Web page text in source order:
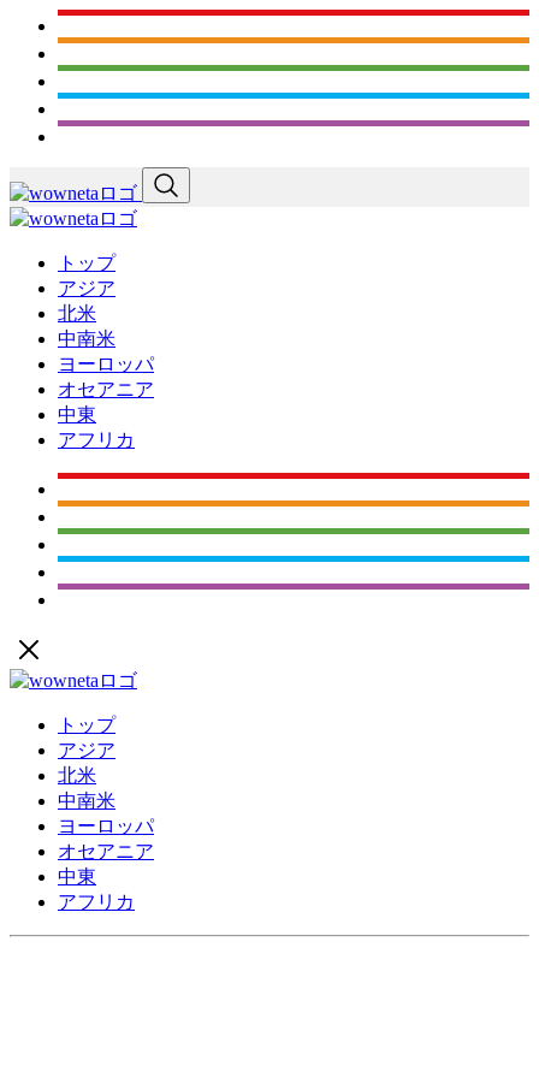
トップ
アジア
北米
中南米
ヨーロッパ
オセアニア
中東
アフリカ
トップ
アジア
北米
中南米
ヨーロッパ
オセアニア
中東
アフリカ